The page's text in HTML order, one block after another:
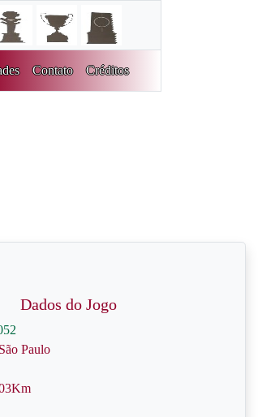
Contato Créditos
Dados do Jogo
Paulo